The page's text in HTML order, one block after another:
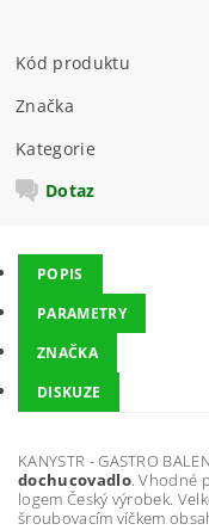
Kód produktu
Značka
Kategorie
Dotaz
POPIS
PARAMETRY
ZNAČKA
DISKUZE
KANYSTR - GASTRO
dochucovadlo. Vhodné
logem Český výrobek.
šroubovacím víčkem